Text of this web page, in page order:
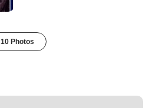
10 Photos